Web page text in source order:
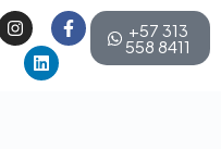
+57 313
558 8411